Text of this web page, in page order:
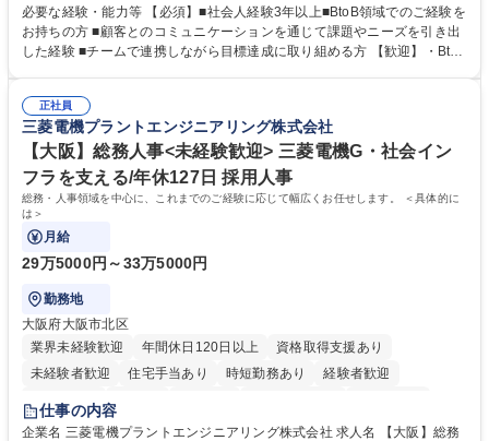
セールスをつなぐ役割として、 適切なタイミングで顧客とコミュニケーシ
ョンを取りながら、受注につながる商談機会の最大化を目指します。 【具
体的な仕事内容】 リードへの電話・メールによるアプローチ/リードナー
実行/フィールドセールスへの案件連携 募集職種 ★【未経験歓迎】AIで製
造業の未来を変えるインサイドセールス
必要な経験・能力等 【必須】■社会人経験3年以上■BtoB領域でのご経験を
お持ちの方 ■顧客とのコミュニケーションを通じて課題やニーズを引き出
した経験 ■チームで連携しながら目標達成に取り組める方 【歓迎】・BtoB
企画・実行経験 ・CRM・リードナーチャリングに関する知見 ・データを
もとに営業プロセスを改善した経験 学歴・資格 学歴：大学院 大学 高専 短
大 専修学校 高校 語学力： 資格：
正社員
三菱電機プラントエンジニアリング株式会社
【大阪】総務人事<未経験歓迎> 三菱電機G・社会イン
フラを支える/年休127日 採用人事
総務・人事領域を中心に、これまでのご経験に応じて幅広くお任せします。 ＜具体的に
は＞
月給
29万5000円～33万5000円
勤務地
大阪府大阪市北区
業界未経験歓迎
年間休日120日以上
資格取得支援あり
未経験者歓迎
住宅手当あり 時短勤務あり
経験者歓迎
退職金あり
駅近5分以内
土日祝休み 服装自由 寮・社宅あり 食事補助あり
仕事の内容
企業名 三菱電機プラントエンジニアリング株式会社 求人名 【大阪】総務